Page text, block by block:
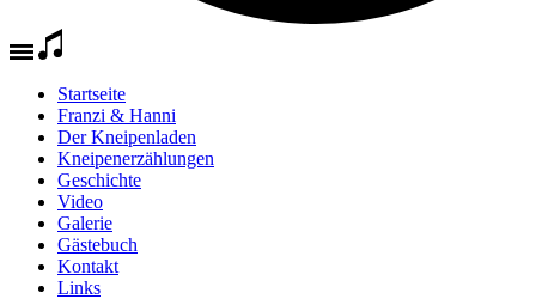
Startseite
Franzi & Hanni
Der Kneipenladen
Kneipenerzählungen
Geschichte
Video
Galerie
Gästebuch
Kontakt
Links